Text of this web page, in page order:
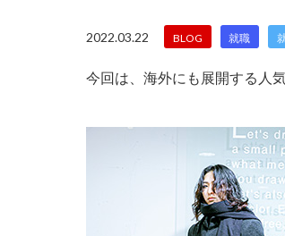
2022.03.22 BLOG 就職
今回は、海外にも展開する人